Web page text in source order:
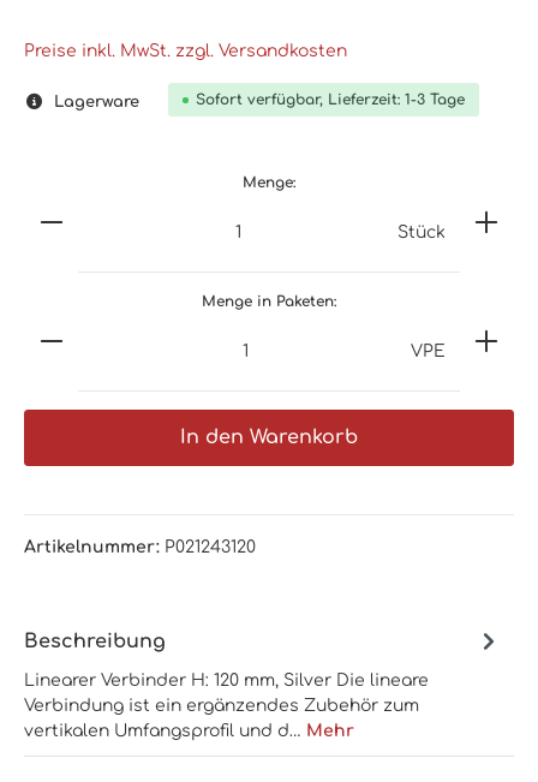
Preise inkl. MwSt. zzgl. Versandkosten
Lagerware Sofort verfügbar, Lieferzeit: 1-3 Tage
Menge:
Stück
Menge in Paketen:
VPE
In den Warenkorb
Artikelnummer: P021243120
Beschreibung
Linearer Verbinder H: 120 mm, Silver Die lineare
Verbindung ist ein ergänzendes Zubehör zum
vertikalen Umfangsprofil und d… Mehr